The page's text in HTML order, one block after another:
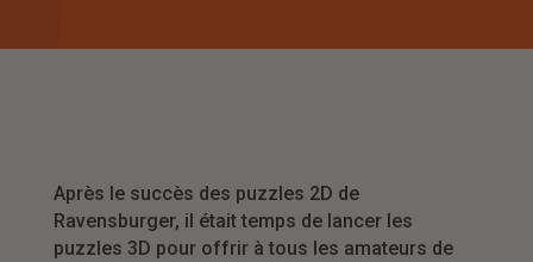
Après le succès des puzzles 2D de
Ravensburger, il était temps de lancer les
puzzles 3D pour offrir à tous les amateurs de